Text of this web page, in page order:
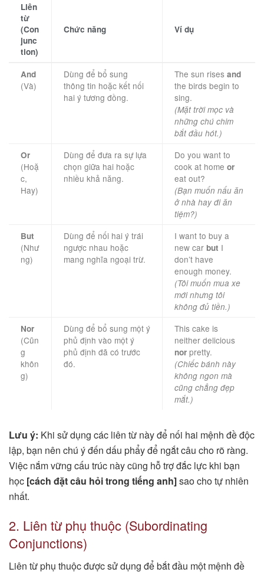
Liên
từ
(Con
junc
tion)
Chức năng Ví dụ
And
(Và)
Dùng để bổ sung
thông tin hoặc kết nối
hai ý tương đồng.
The sun rises and
the birds begin to
sing.
(Mặt trời mọc và
những chú chim
bắt đầu hót.)
Or
(Hoặ
c,
Hay)
Dùng để đưa ra sự lựa
chọn giữa hai hoặc
nhiều khả năng.
Do you want to
cook at home or
eat out?
(Bạn muốn nấu ăn
ở nhà hay đi ăn
tiệm?)
But
(Như
ng)
Dùng để nối hai ý trái
ngược nhau hoặc
mang nghĩa ngoại trừ.
I want to buy a
new car but I
don’t have
enough money.
(Tôi muốn mua xe
mới nhưng tôi
không đủ tiền.)
Nor
(Cũn
g
khôn
g)
Dùng để bổ sung một ý
phủ định vào một ý
phủ định đã có trước
đó.
This cake is
neither delicious
nor pretty.
(Chiếc bánh này
không ngon mà
cũng chẳng đẹp
mắt.)
Lưu ý: Khi sử dụng các liên từ này để nối hai mệnh đề độc
lập, bạn nên chú ý đến dấu phẩy để ngắt câu cho rõ ràng.
Việc nắm vững cấu trúc này cũng hỗ trợ đắc lực khi bạn
học [cách đặt câu hỏi trong tiếng anh]sao cho tự nhiên
nhất.
2. Liên từ phụ thuộc (Subordinating
Conjunctions)
Liên từ phụ thuộc được sử dụng để bắt đầu một mệnh đề